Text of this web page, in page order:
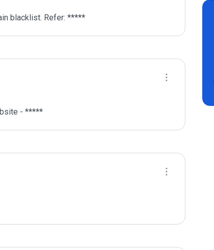
blacklist. Refer: *****
- *****